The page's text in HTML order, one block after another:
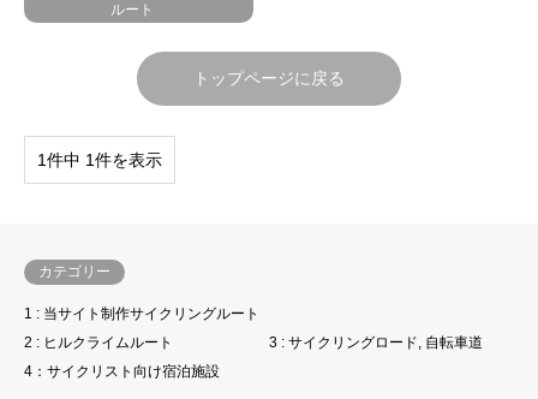
ルート
トップページに戻る
1件中 1件を表示
カテゴリー
1 : 当サイト制作サイクリングルート
2 : ヒルクライムルート
3 : サイクリングロード, 自転車道
4：サイクリスト向け宿泊施設